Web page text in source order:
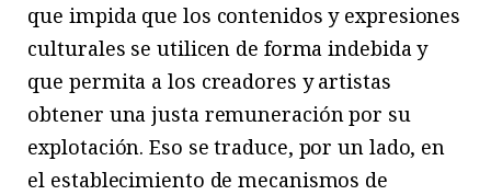
que impida que los contenidos y expresiones
culturales se utilicen de forma indebida y
que permita a los creadores y artistas
obtener una justa remuneración por su
explotación. Eso se traduce, por un lado, en
el establecimiento de mecanismos de